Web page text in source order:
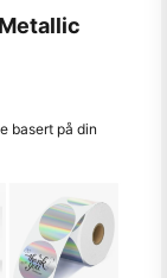
basert på din